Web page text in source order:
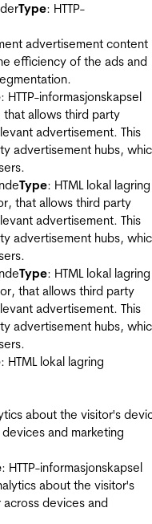
Type: HTTP-
advertisement content
efficiency of the ads and
: HTTP-informasjonskapsel
allows third party
advertisement. This
advertisement hubs,
Type: HTML lokal lagring
that allows third party
advertisement. This
advertisement hubs,
Type: HTML lokal lagring
that allows third party
advertisement. This
advertisement hubs,
: HTML lokal lagring
about the visitor's
and marketing
: HTTP-informasjonskapsel
about the visitor's
devices and